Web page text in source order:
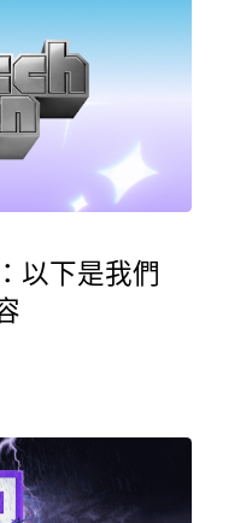
以下是我們
將登場 發佈 - May 29,